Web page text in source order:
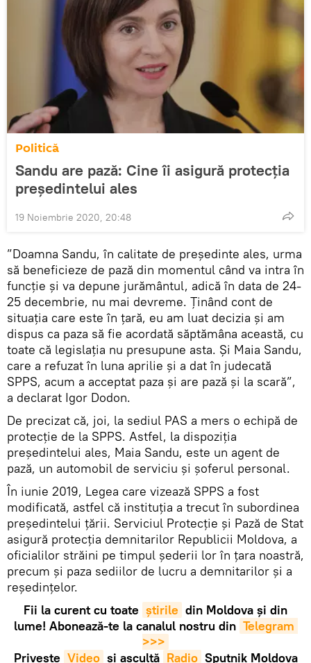
Politică
Sandu are pază: Cine îi asigură protecția
președintelui ales
19 Noiembrie 2020, 20:48
”Doamna Sandu, în calitate de președinte ales, urma
să beneficieze de pază din momentul când va intra în
funcție și va depune jurământul, adică în data de 24-
25 decembrie, nu mai devreme. Ținând cont de
situația care este în țară, eu am luat decizia și am
dispus ca paza să fie acordată săptămâna această, cu
toate că legislația nu presupune asta. Și Maia Sandu,
care a refuzat în luna aprilie și a dat în judecată
SPPS, acum a acceptat paza și are pază și la scară”,
a declarat Igor Dodon.
De precizat că, joi, la sediul PAS a mers o echipă de
protecție de la SPPS. Astfel, la dispoziția
președintelui ales, Maia Sandu, este un agent de
pază, un automobil de serviciu și șoferul personal.
În iunie 2019, Legea care vizează SPPS a fost
modificată, astfel că instituția a trecut în subordinea
președintelui țării. Serviciul Protecție și Pază de Stat
asigură protecţia demnitarilor Republicii Moldova, a
oficialilor străini pe timpul şederii lor în țara noastră,
precum şi paza sediilor de lucru a demnitarilor şi a
reşedinţelor.
Fii la curent cu toate știrile din Moldova și din
lume! Abonează-te la canalul nostru din Telegram
>>>
Privește Video și ascultă Radio Sputnik Moldova